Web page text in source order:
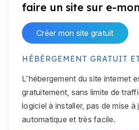
faire un site sur e-
Créer mon site gratuit
HÉBÉRGEMENT GRATUIT
L'hébergement du site internet
gratuitement, sans limite de
logiciel à installer, pas de mise
automatique et très facile.